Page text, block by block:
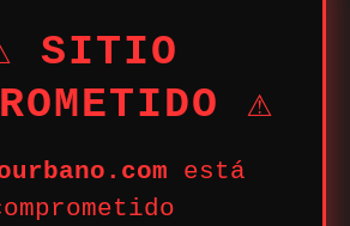
SITIO
⚠
está